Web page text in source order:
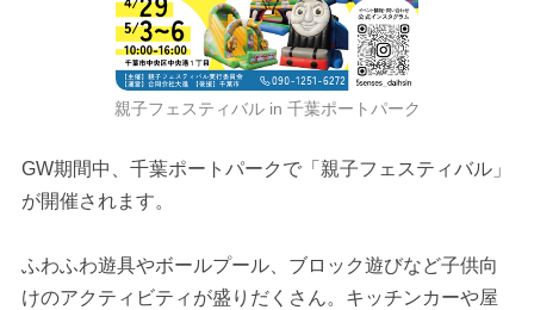
親子フェスティバル in 千葉ポートパーク
GW期間中、千葉ポートパークで「親子フェスティバル」
が開催されます。
ふわふわ遊具やボールプール、ブロック遊びなど子供向
けのアクティビティが盛りだくさん。キッチンカーや屋